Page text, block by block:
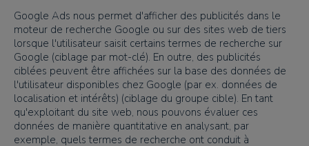
Google Ads nous permet d'afficher des publicités dans le
moteur de recherche Google ou sur des sites web de tiers
lorsque l'utilisateur saisit certains termes de recherche sur
Google (ciblage par mot-clé). En outre, des publicités
ciblées peuvent être affichées sur la base des données de
l'utilisateur disponibles chez Google (par ex. données de
localisation et intérêts) (ciblage du groupe cible). En tant
qu'exploitant du site web, nous pouvons évaluer ces
données de manière quantitative en analysant, par
exemple, quels termes de recherche ont conduit à